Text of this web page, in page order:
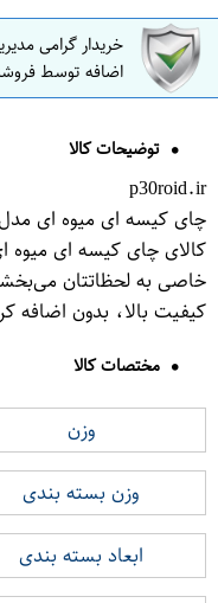
خریدار گرامی
اضافه توسط
توضیحات کالا
p30roid.ir
چای کیسه ای میوه ای مدل هلو بسته
کیفیت بالا، بدون اضافه
مختصات کالا
وزن
وزن بسته بندی
ابعاد بسته بندی